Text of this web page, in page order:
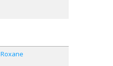
Roxane